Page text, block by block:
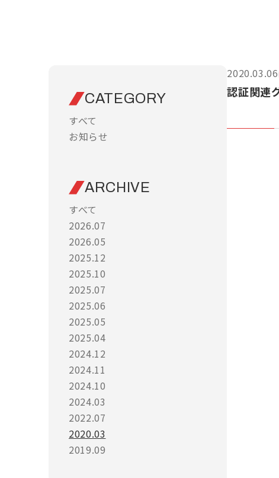
CATEGORY
すべて
お知らせ
ARCHIVE
すべて
2026.07
2026.05
2025.12
2025.10
2025.07
2025.06
2025.05
2025.04
2024.12
2024.11
2024.10
2024.03
2022.07
2020.03
2019.09
2020.03.06
認証関連